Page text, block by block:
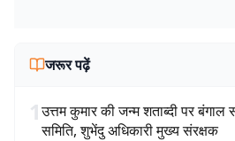
जरूर पढ़ें
1उत्तम कुमार की जन्म शताब्दी पर बंगाल
समिति, शुभेंदु अधिकारी मुख्य संरक्षक